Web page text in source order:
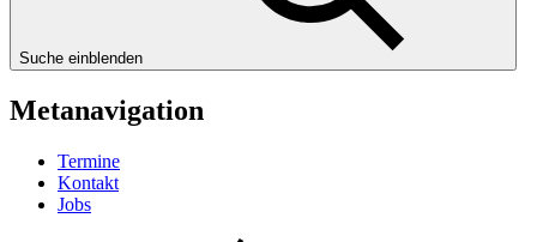
Suche einblenden
Metanavigation
Termine
Kontakt
Jobs